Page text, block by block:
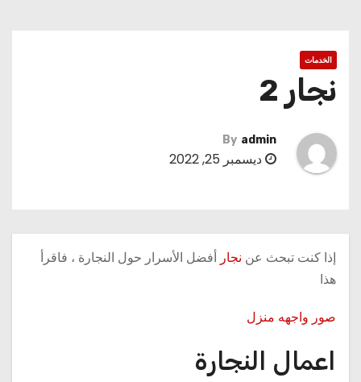
الخدمات
نجار 2
By admin
ديسمبر 25, 2022
إذا كنت تبحث عن نجار أفضل الأسرار حول النجارة ، فاقرأ
هذا
صور واجهه منزل
اعمال النجارة